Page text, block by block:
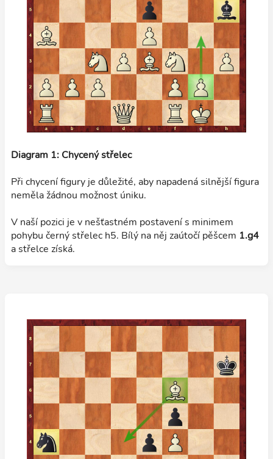
Diagram 1: Chycený střelec
Při chycení figury je důležité, aby napadená silnější figura
neměla žádnou možnost úniku.
V naší pozici je v nešťastném postavení s minimem
pohybu černý střelec h5. Bílý na něj zaútočí pěšcem 1.g4
a střelce získá.